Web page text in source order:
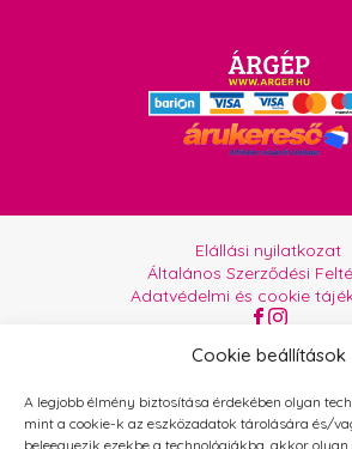
Cookie beállítások
A legjobb élmény biztosítása érdekében olyan
mint a cookie-k az eszközadatok tárolására és/
beleegyezik ezekbe a technológiákba, akkor
Elállási nyilatkozat
Általános Szerződési
Adatvédelmi és cookie